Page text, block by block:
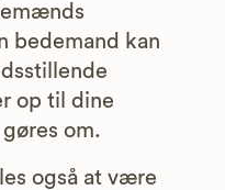
bedemand kan
op til dine
om.
også at være